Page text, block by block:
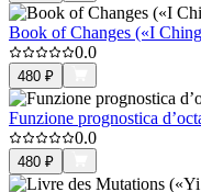
Book of Changes («I
0.0
480 ₽
Funzione prognostica
0.0
480 ₽